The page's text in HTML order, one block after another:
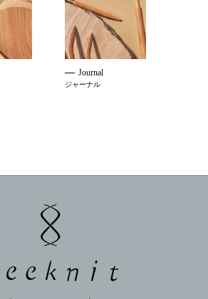
Journal
ジャーナル